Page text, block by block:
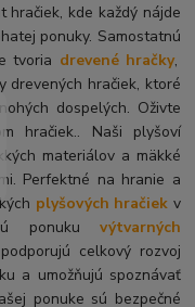
hračiek, kde každý nájde
ponuky. Samostatnú
tvoria drevené hračky,
drevených hračiek, ktoré
dospelých. Oživte
hračiek.. Naši plyšoví
materiálov a mäkké
Perfektné na hranie a
plyšových hračiek v
ponuku výtvarných
celkový rozvoj
a umožňujú spoznávať
ponuke sú bezpečné